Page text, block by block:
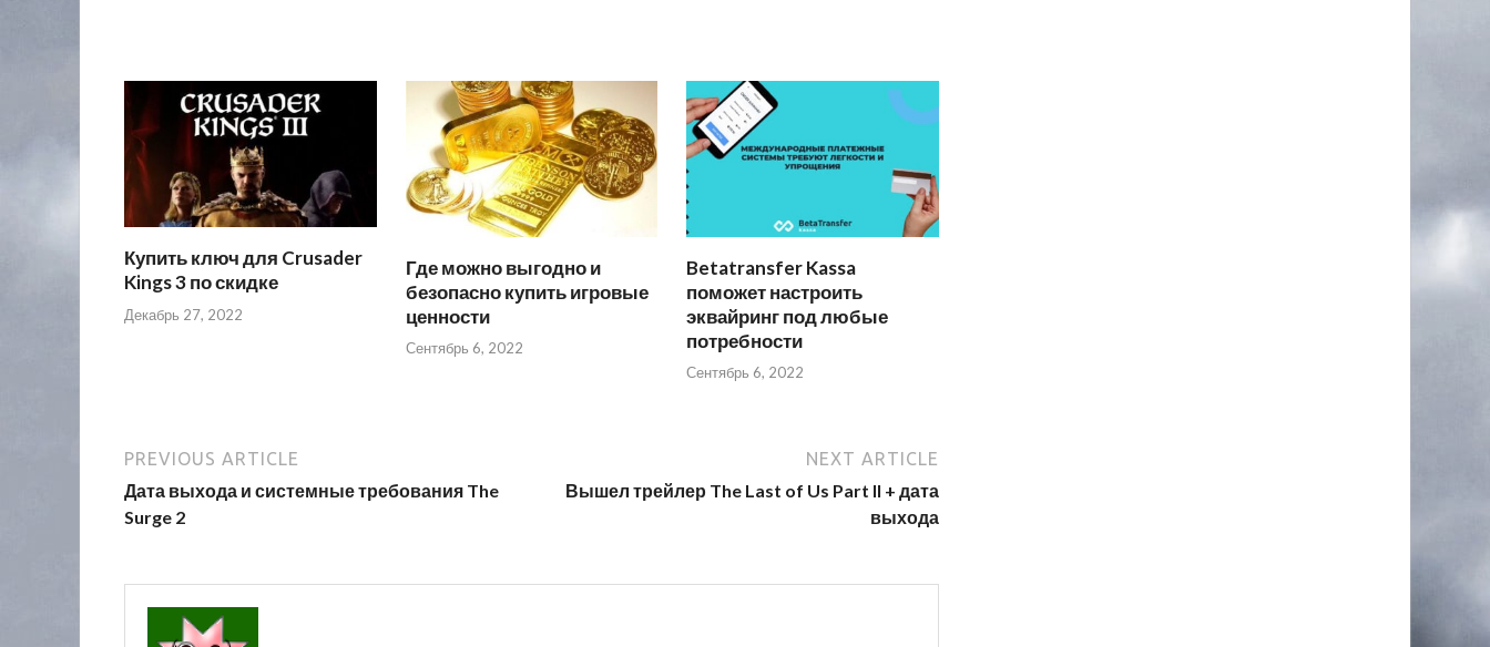
Купить ключ для Crusader
Kings 3 по скидке
Декабрь 27, 2022
Где можно выгодно и
безопасно купить игровые
ценности
Сентябрь 6, 2022
Betatransfer Kassa
поможет настроить
эквайринг под любые
потребности
Сентябрь 6, 2022
PREVIOUS ARTICLE
Дата выхода и системные требования The
Surge 2
NEXT ARTICLE
Вышел трейлер The Last of Us Part II + дата
выхода